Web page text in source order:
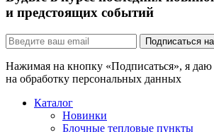
и предстоящих событий
Подписаться
Нажимая на кнопку «Подписаться», я даю
на обработку персональных данных
Каталог
Новинки
Блочные тепловые пункты